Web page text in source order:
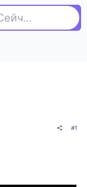
Найдите курс или автора. Сейчас ищут
#1